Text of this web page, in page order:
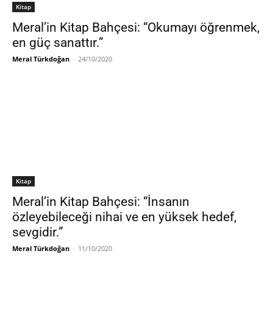
Kitap
Meral’in Kitap Bahçesi: “Okumayı öğrenmek,
en güç sanattır.”
Meral Türkdoğan - 24/10/2020
Kitap
Meral’in Kitap Bahçesi: “İnsanın
özleyebileceği nihai ve en yüksek hedef,
sevgidir.”
Meral Türkdoğan - 11/10/2020